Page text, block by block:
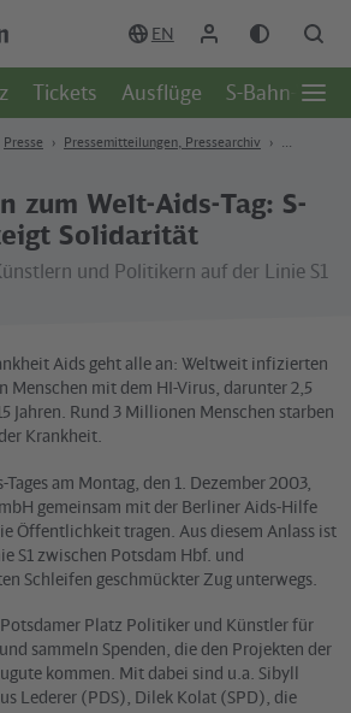
EN
Tickets Ausflüge S-Bahn-Welt
Presse Pressemitteilungen, Pressearchiv
zum Welt-Aids-Tag: S-
Solidarität
und Politikern auf der Linie S1
Aids geht alle an: Weltweit infizierten
Menschen mit dem HI-Virus, darunter 2,5
Jahren. Rund 3 Millionen Menschen starben
Krankheit.
am Montag, den 1. Dezember 2003,
gemeinsam mit der Berliner Aids-Hilfe
Öffentlichkeit tragen. Aus diesem Anlass ist
S1 zwischen Potsdam Hbf. und
Schleifen geschmückter Zug unterwegs.
Potsdamer Platz Politiker und Künstler für
sammeln Spenden, die den Projekten der
kommen. Mit dabei sind u.a. Sibyll
Lederer (PDS), Dilek Kolat (SPD), die